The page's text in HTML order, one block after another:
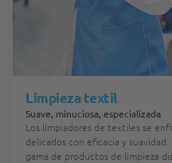
Limpieza textil
Suave, minuciosa, especializada
Los limpiadores de textiles se
delicados con eficacia y
gama de productos de limpieza